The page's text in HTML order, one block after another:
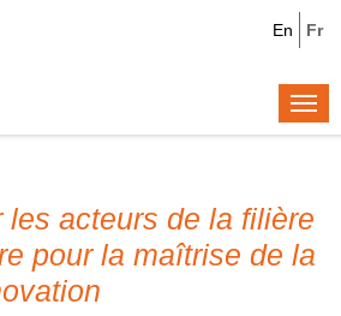
Fr
En
les acteurs de la filière
pour la maîtrise de la